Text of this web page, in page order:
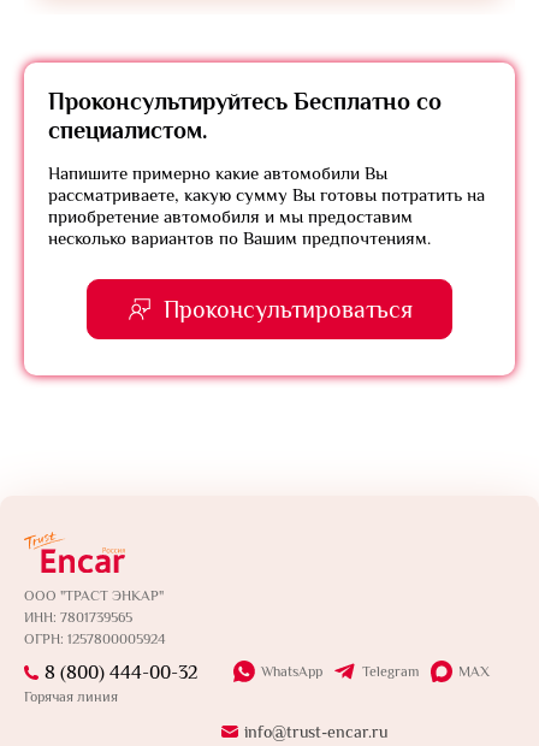
Проконсультируйтесь Бесплатно со
специалистом.
Напишите примерно какие автомобили Вы
рассматриваете, какую сумму Вы готовы потратить на
приобретение автомобиля и мы предоставим
несколько вариантов по Вашим предпочтениям.
Проконсультироваться
ООО "ТРАСТ ЭНКАР"
ИНН: 7801739565
ОГРН: 1257800005924
8 (800) 444-00-32
Горячая линия
WhatsApp Telegram MAX
info@trust-encar.ru